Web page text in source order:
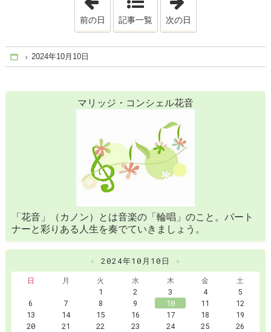
前の日 記事一覧 次の日
Home
2024年10月10日
マリッジ・コンシェル花音
「花音」（カノン）とは音楽の「輪唱」のこと。パート
ナーと彩りある人生を奏でていきましょう。
« 2024年10月10日
»
日
月 火 水 木 金
土
1
2 3 4
5
6
7 8 9 10 11
12
13
14 15 16 17 18
19
20
21 22 23 24 25
26